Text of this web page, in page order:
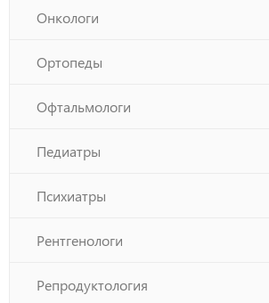
Онкологи
Ортопеды
Офтальмологи
Педиатры
Психиатры
Рентгенологи
Репродуктология